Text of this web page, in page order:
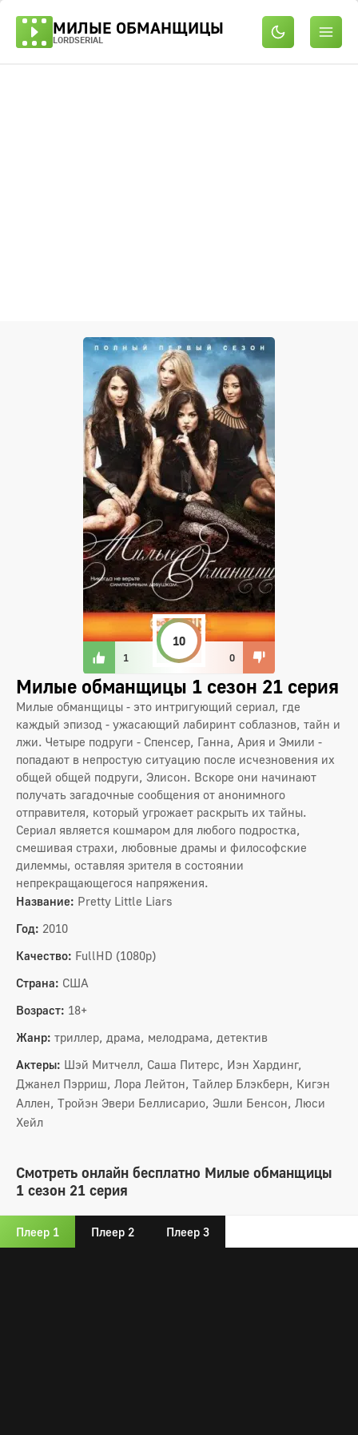
МИЛЫЕ ОБМАНЩИЦЫ
LORDSERIAL
1
10
0
Милые обманщицы 1 сезон 21 серия
Милые обманщицы - это интригующий сериал, где
каждый эпизод - ужасающий лабиринт соблазнов, тайн и
лжи. Четыре подруги - Спенсер, Ганна, Ария и Эмили -
попадают в непростую ситуацию после исчезновения их
общей общей подруги, Элисон. Вскоре они начинают
получать загадочные сообщения от анонимного
отправителя, который угрожает раскрыть их тайны.
Сериал является кошмаром для любого подростка,
смешивая страхи, любовные драмы и философские
дилеммы, оставляя зрителя в состоянии
непрекращающегося напряжения.
Название: Pretty Little Liars
Год: 2010
Качество: FullHD (1080p)
Страна: США
Возраст: 18+
Жанр: триллер, драма, мелодрама, детектив
Актеры: Шэй Митчелл, Саша Питерс, Иэн Хардинг,
Джанел Пэрриш, Лора Лейтон, Тайлер Блэкберн, Кигэн
Аллен, Тройэн Эвери Беллисарио, Эшли Бенсон, Люси
Хейл
Смотреть онлайн бесплатно Милые обманщицы
1 сезон 21 серия
Плеер 1 Плеер 2 Плеер 3